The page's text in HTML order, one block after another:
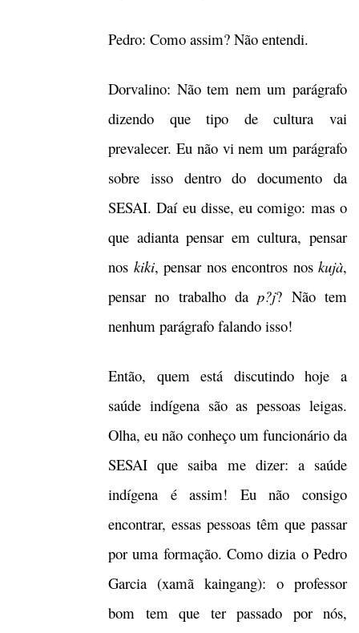
Pedro: Como assim? Não entendi.
Dorvalino: Não tem nem um parágrafo
dizendo que tipo de cultura vai
prevalecer. Eu não vi nem um parágrafo
sobre isso dentro do documento da
SESAI. Daí eu disse, eu comigo: mas o
que adianta pensar em cultura, pensar
nos kiki, pensar nos encontros nos kujà,
pensar no trabalho dap?j? Não tem
nenhum parágrafo falando isso!
Então, quem está discutindo hoje a
saúde indígena são as pessoas leigas.
Olha, eu não conheço um funcionário da
SESAI que saiba me dizer: a saúde
indígena é assim! Eu não consigo
encontrar, essas pessoas têm que passar
por uma formação. Como dizia o Pedro
Garcia (xamã kaingang): o professor
bom tem que ter passado por nós,